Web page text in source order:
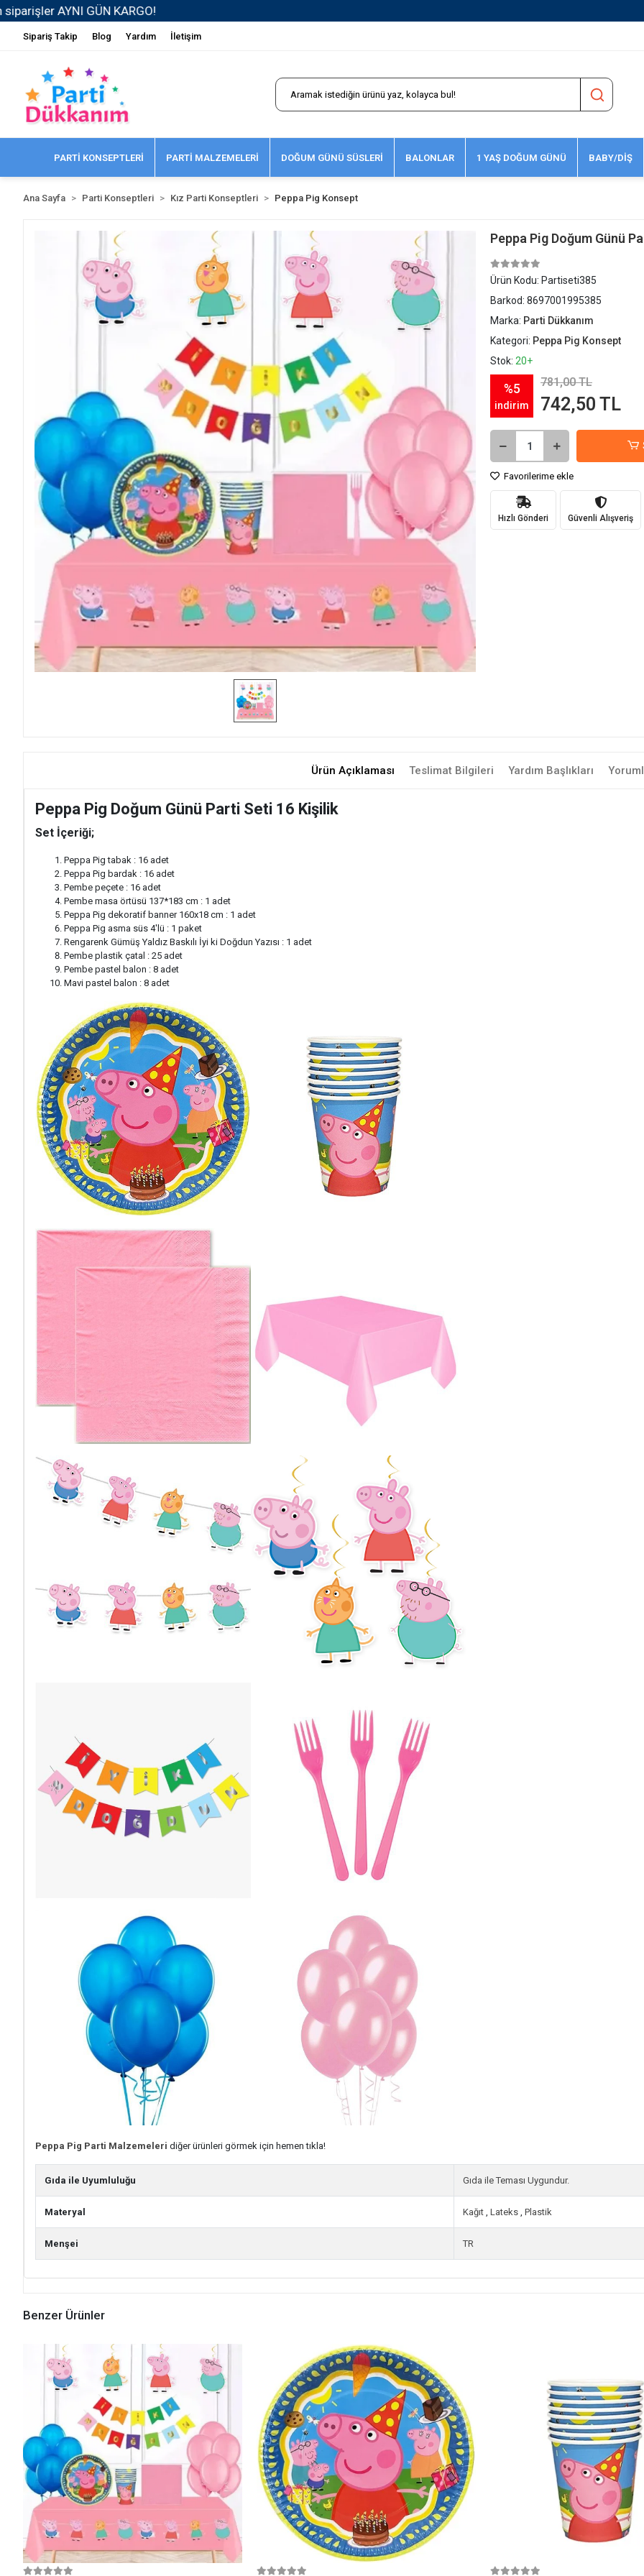
Sipariş Takip Blog Yardım İletişim
PARTİ KONSEPTLERİ PARTİ MALZEMELERİ DOĞUM GÜNÜ SÜSLERİ BALONLAR 1 YAŞ DOĞUM GÜNÜ BABY/DİŞ
Ana Sayfa Parti Konseptleri Kız Parti Konseptleri Peppa Pig Konsept
Peppa Pig Doğum Günü
Ürün Kodu: Partiseti385
Barkod: 8697001995385
Marka: Parti Dükkanım
Kategori: Peppa Pig Konsept
Stok: 20+
%5
indirim
781,00 TL
742,50 TL
Favorilerime ekle
Hızlı Gönderi Güvenli Alışveriş
Ürün Açıklaması Teslimat Bilgileri Yardım Başlıkları
Peppa Pig Doğum Günü Parti Seti 16 Kişilik
Set İçeriği;
Peppa Pig tabak : 16 adet
Peppa Pig bardak : 16 adet
Pembe peçete : 16 adet
Pembe masa örtüsü 137*183 cm : 1 adet
Peppa Pig dekoratif banner 160x18 cm : 1 adet
Peppa Pig asma süs 4'lü : 1 paket
Rengarenk Gümüş Yaldız Baskılı İyi ki Doğdun Yazısı : 1 adet
Pembe plastik çatal : 25 adet
Pembe pastel balon : 8 adet
Mavi pastel balon : 8 adet
Peppa Pig Parti Malzemeleri diğer ürünleri görmek için hemen tıkla!
Gıda ile Uyumluluğu Gıda ile Teması Uygundur.
Materyal Kağıt , Lateks , Plastik
Menşei TR
Benzer Ürünler